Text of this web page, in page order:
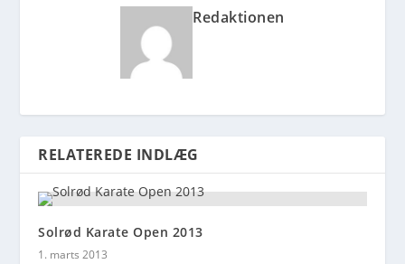
Redaktionen
RELATEREDE INDLÆG
Solrød Karate Open 2013
1. marts 2013